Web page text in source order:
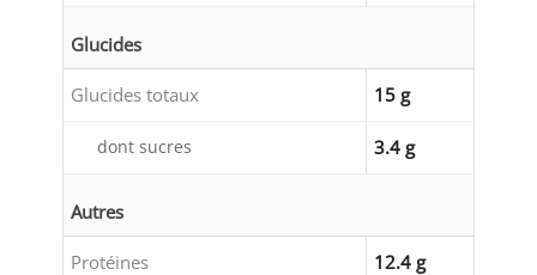
Glucides
Glucides totaux 15 g
dont sucres 3.4 g
Autres
Protéines 12.4 g